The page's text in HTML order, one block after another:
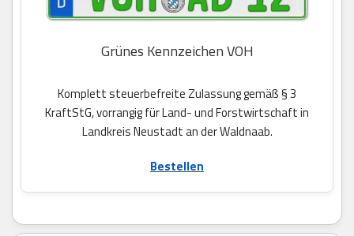
Grünes Kennzeichen VOH
Komplett steuerbefreite Zulassung gemäß § 3
KraftStG, vorrangig für Land- und Forstwirtschaft in
Landkreis Neustadt an der Waldnaab.
Bestellen